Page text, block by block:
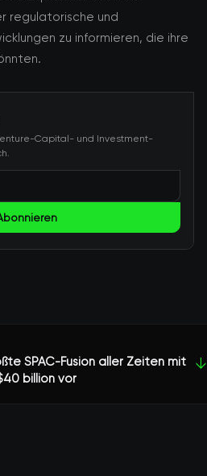
regulatorische und
zu informieren, die ihre
Capital- und Investment-
SPAC-Fusion aller Zeiten mit
billion vor
↓